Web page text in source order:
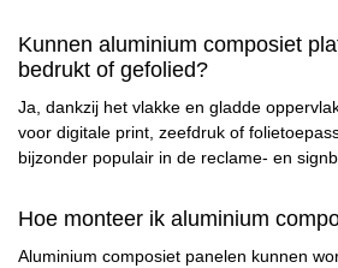
Kunnen aluminium composiet
bedrukt of gefolied?
Ja, dankzij het vlakke en gladde
voor digitale print, zeefdruk of
bijzonder populair in de reclame- en
Hoe monteer ik aluminium
Aluminium composiet panelen kunnen